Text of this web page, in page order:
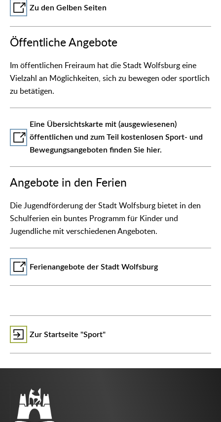
Zu den Gelben Seiten
Öffentliche Angebote
Im öffentlichen Freiraum hat die Stadt Wolfsburg eine
Vielzahl an Möglichkeiten, sich zu bewegen oder sportlich
zu betätigen.
Eine Übersichtskarte mit (ausgewiesenen)
öffentlichen und zum Teil kostenlosen Sport- und
Bewegungsangeboten finden Sie hier.
Angebote in den Ferien
Die Jugendförderung der Stadt Wolfsburg bietet in den
Schulferien ein buntes Programm für Kinder und
Jugendliche mit verschiedenen Angeboten.
Ferienangebote der Stadt Wolfsburg
Zur Startseite "Sport"